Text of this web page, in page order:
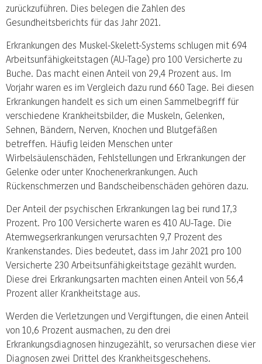
zurückzuführen. Dies belegen die Zahlen des
Gesundheitsberichts für das Jahr 2021.
Erkrankungen des Muskel-Skelett-Systems schlugen mit 694
Arbeitsunfähigkeitstagen (AU-Tage) pro 100 Versicherte zu
Buche. Das macht einen Anteil von 29,4 Prozent aus. Im
Vorjahr waren es im Vergleich dazu rund 660 Tage. Bei diesen
Erkrankungen handelt es sich um einen Sammelbegriff für
verschiedene Krankheitsbilder, die Muskeln, Gelenken,
Sehnen, Bändern, Nerven, Knochen und Blutgefäßen
betreffen. Häufig leiden Menschen unter
Wirbelsäulenschäden, Fehlstellungen und Erkrankungen der
Gelenke oder unter Knochenerkrankungen. Auch
Rückenschmerzen und Bandscheibenschäden gehören dazu.
Der Anteil der psychischen Erkrankungen lag bei rund 17,3
Prozent. Pro 100 Versicherte waren es 410 AU-Tage. Die
Atemwegserkrankungen verursachten 9,7 Prozent des
Krankenstandes. Dies bedeutet, dass im Jahr 2021 pro 100
Versicherte 230 Arbeitsunfähigkeitstage gezählt wurden.
Diese drei Erkrankungsarten machten einen Anteil von 56,4
Prozent aller Krankheitstage aus.
Werden die Verletzungen und Vergiftungen, die einen Anteil
von 10,6 Prozent ausmachen, zu den drei
Erkrankungsdiagnosen hinzugezählt, so verursachen diese vier
Diagnosen zwei Drittel des Krankheitsgeschehens.